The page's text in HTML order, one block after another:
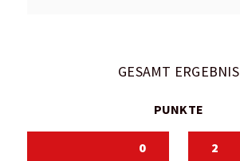
GESAMT ERGEBNIS
PUNKTE
0 2